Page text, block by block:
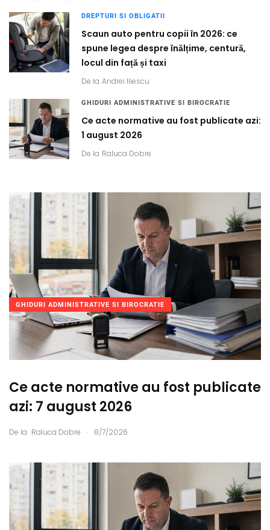
DREPTURI SI OBLIGATII
Scaun auto pentru copii în 2026: ce
spune legea despre înălțime, centură,
locul din față și taxi
De la Andrei Iliescu
GHIDURI ADMINISTRATIVE SI BIROCRATIE
Ce acte normative au fost publicate azi:
1 august 2026
De la Raluca Dobre
GHIDURI ADMINISTRATIVE SI BIROCRATIE
Ce acte normative au fost publicate
azi: 7 august 2026
De la Raluca Dobre . 8/7/2026